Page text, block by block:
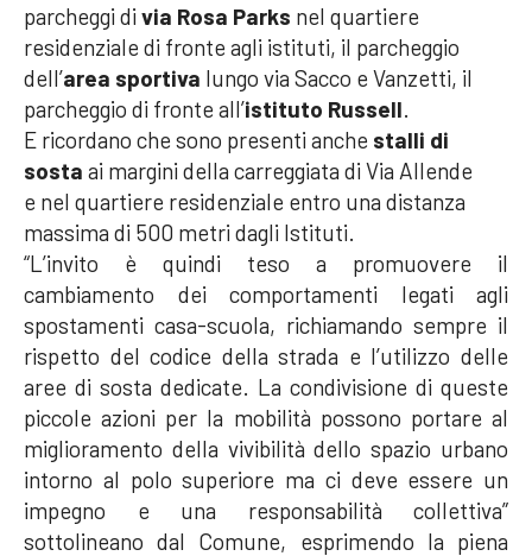
parcheggi di via Rosa Parks nel quartiere
residenziale di fronte agli istituti, il parcheggio
dell’area sportiva lungo via Sacco e Vanzetti, il
parcheggio di fronte all’istituto Russell.
E ricordano che sono presenti anche stalli di
sosta ai margini della carreggiata di Via Allende
e nel quartiere residenziale entro una distanza
massima di 500 metri dagli Istituti.
“L’invito è quindi teso a promuovere il
cambiamento dei comportamenti legati agli
spostamenti casa-scuola, richiamando sempre il
rispetto del codice della strada e l’utilizzo delle
aree di sosta dedicate. La condivisione di queste
piccole azioni per la mobilità possono portare al
miglioramento della vivibilità dello spazio urbano
intorno al polo superiore ma ci deve essere un
impegno e una responsabilità collettiva”
sottolineano dal Comune, esprimendo la piena